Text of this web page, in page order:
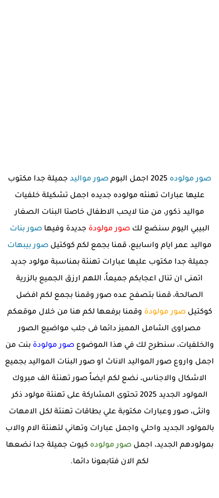
صور مولوده صور مواليد جميلة جدا مكتوب
عليها عبارات تهنئه مولوده جديده اجمل تشكيلة خلفيات
مواليد ذكور، من منا لايحب الاطفال خاصتا البنات الصغار
البيبي اليوم سنضع لكصور مولودة جديدة وفيهاصور بنات
مواليد عمر ايام واسابيع، قمنا بجمع لكم كوكتيل صور بيبهات
جميلة جدا مكتوب عليها عبارات تهنئة بمناسبة مولود جديد
اتمنى ان تنال اعجابكم جميعاً، اللهم ارزق الجميع بالزرية
الصالحة، قمنا بتصفح عده صور وقمنا بجمع لكم افضل
كوكتيلصور مولودة وقمنا برفعها لكم هنا من خلال موقعكم
مصراوى الشامل المميز دائما فى جلب مواضيع الصور
والخلفيات، سنطرح لك في هذا الموضوعصور مولودة بنت من
اجمل واروع صور المواليد الاناث او صور البنات المواليد بجميع
الاشكال والاجناس، نضع لكم ايضاً صور تهنئة الف مبروك
المولود الجديد 2025 تحتوى المشاركة على تهنئة مولود ذكر
وانثى، صور وعبارات مكتوبة علي بطاقات تهنئة لكل الامهات
بالمولود الجديد واحلي واجمل عبارات وتهاني لتهنئة الام والاب
بمولودهم الجديد، اجملصور مولوده كيوت جميلة جدا نضعها
لكم الان فتابعونا دائما.